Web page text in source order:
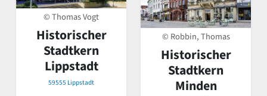
© Thomas Vogt
Historischer
Stadtkern
Lippstadt
59555 Lippstadt
© Robbin, Thomas
Historischer
Stadtkern
Minden